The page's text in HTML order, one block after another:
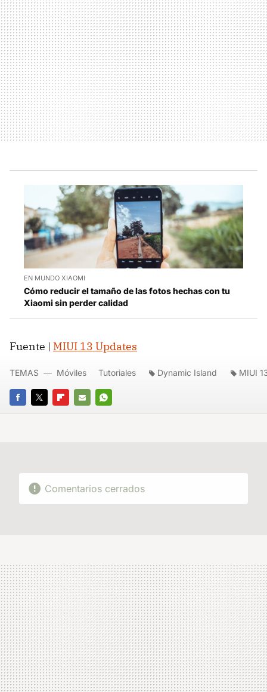
EN MUNDO XIAOMI
Cómo reducir el tamaño de las fotos hechas con tu
Xiaomi sin perder calidad
Fuente | MIUI 13 Updates
FACEBOOK
TWITTERFLIPBOARD
E-
WHATSAPP
TEMAS Móviles Tutoriales Dynamic Island MIUI
Comentarios cerrados